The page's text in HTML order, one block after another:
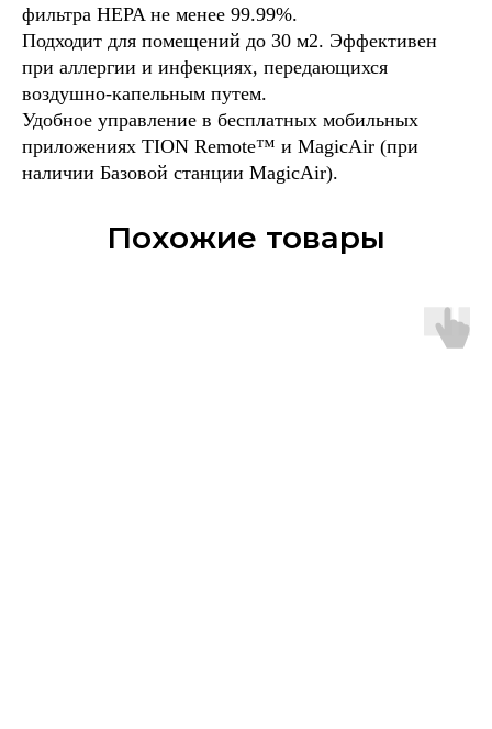
фильтра HEPA не менее 99.99%.
Подходит для помещений до 30 м2. Эффективен
при аллергии и инфекциях, передающихся
воздушно-капельным путем.
Удобное управление в бесплатных мобильных
приложениях TION Remote™ и MagicAir (при
наличии Базовой станции MagicAir).
Похожие товары